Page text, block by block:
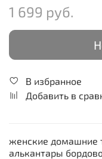
1 699 руб.
В избранное
Добавить в
женские домашние
aлькантары